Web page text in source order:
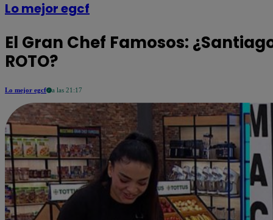
Lo mejor egcf
El Gran Chef Famosos:
ROTO?
Lo mejor egcf a las 21:17